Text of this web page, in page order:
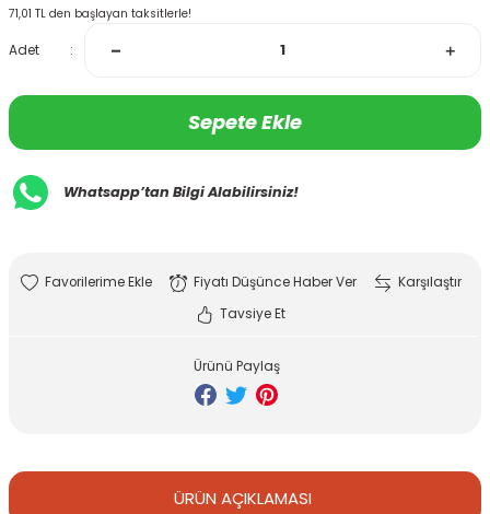
71,01 TL den başlayan taksitlerle!
Adet
Sepete Ekle
Whatsapp’tan Bilgi Alabilirsiniz!
Fiyatı Düşünce Haber Ver
Karşılaştır
Tavsiye Et
Ürünü Paylaş
ÜRÜN AÇIKLAMASI